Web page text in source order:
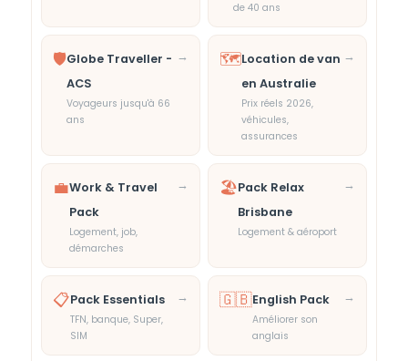
de 40 ans
🛡️Globe Traveller -
ACS
Voyageurs jusqu'à 66
ans
→ 🗺️Location de van
en Australie
Prix réels 2026,
véhicules,
assurances
→
💼Work & Travel
Pack
Logement, job,
démarches
→ 🏖️Pack Relax
Brisbane
Logement & aéroport
→
📋Pack Essentials
TFN, banque, Super,
SIM
→ 🇬🇧English Pack
Améliorer son
anglais
→